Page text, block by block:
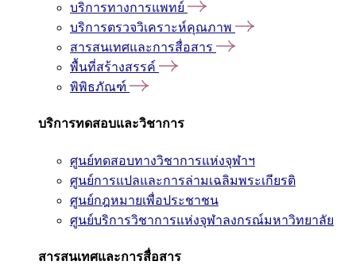
บริการทางการแพทย์
บริการตรวจวิเคราะห์คุณภาพ
สารสนเทศและการสื่อสาร
พื้นที่สร้างสรรค์
พิพิธภัณฑ์
บริการทดสอบและวิชาการ
ศูนย์ทดสอบทางวิชาการแห่งจุฬาฯ
ศูนย์การแปลและการล่ามเฉลิมพระเกียรติ
ศูนย์กฎหมายเพื่อประชาชน
ศูนย์บริการวิชาการแห่งจุฬาลงกรณ์มหาวิทยาลัย
สารสนเทศและการสื่อสาร